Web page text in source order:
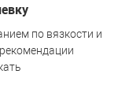
по вязкости и